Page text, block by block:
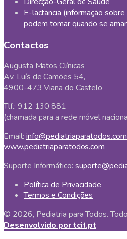
E-lactancia (informação
podem tomar quando se
Contactos
Augusta Matos Clínicas.
Av. Luís de Camões 54,
4900-473 Viana do Castelo
Tlf.: 912 130 881
(chamada para a rede móvel
Email: info@pediatriaparatodos.com
www.pediatriaparatodos.com
Suporte Informático:
Política de Privacidade
Termos e Condições
© 2026, Pediatria para Todos.
Desenvolvido por tcit.pt